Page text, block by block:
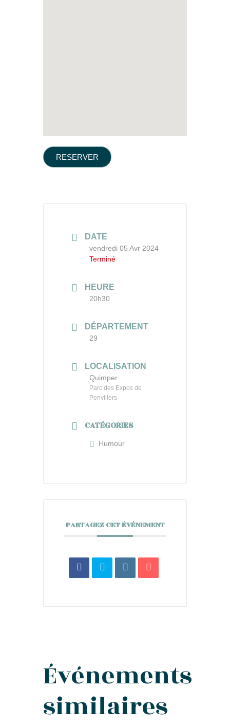
RESERVER
DATE
vendredi 05 Avr 2024
Terminé
HEURE
20h30
DÉPARTEMENT
29
LOCALISATION
Quimper
Parc des Expos de
Penvillers
CATÉGORIES
Humour
PARTAGEZ CET ÉVÉNEMENT
Événements
similaires